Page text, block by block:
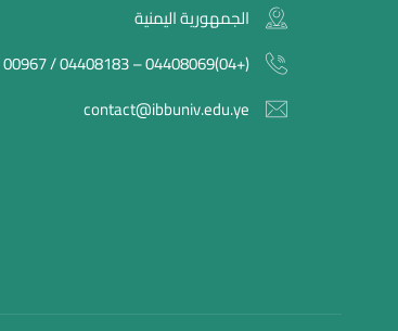
الجمهورية اليمنية
(+04)04408069 – 04408183 / 00967
contact@ibbuniv.edu.ye